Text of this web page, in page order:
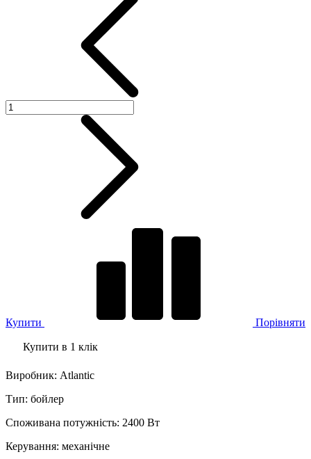
Купити Порівняти
Купити в 1 клік
Виробник: Atlantic
Тип: бойлер
Споживана потужність: 2400 Вт
Керування: механічне